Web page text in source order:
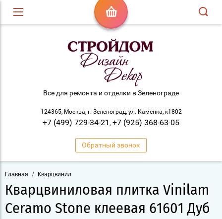
Все для ремонта и отделки в Зеленограде
124365, Москва, г. Зеленоград, ул. Каменка, к1802
+7 (499) 729-34-21 , +7 (925) 368-63-05
Обратный звонок
Главная / Кварцвинил
Кварцвиниловая плитка Vinilam
Ceramo Stone клеевая 61601 Дуб